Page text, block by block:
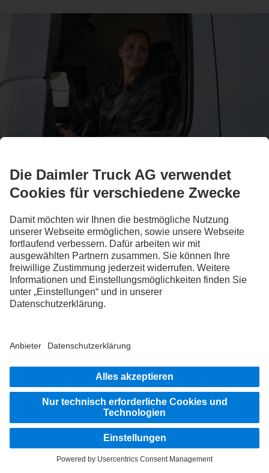
Drivers World
Unterwegs auf den Straßen dieser Welt – wer Abenteuer
lebt, sammelt unzählige Geschichten. In der Drivers
World finden genau diese Themen ihren Platz. Hier
kommen Truckerinnen und Trucker mit ihren jahrelangen
Erfahrungen, wahrer Leidenschaft und unvergesslichen
Mehr erfahren
Die Abbildungen und Texte können auch Zubehör und Sonderausstattungen